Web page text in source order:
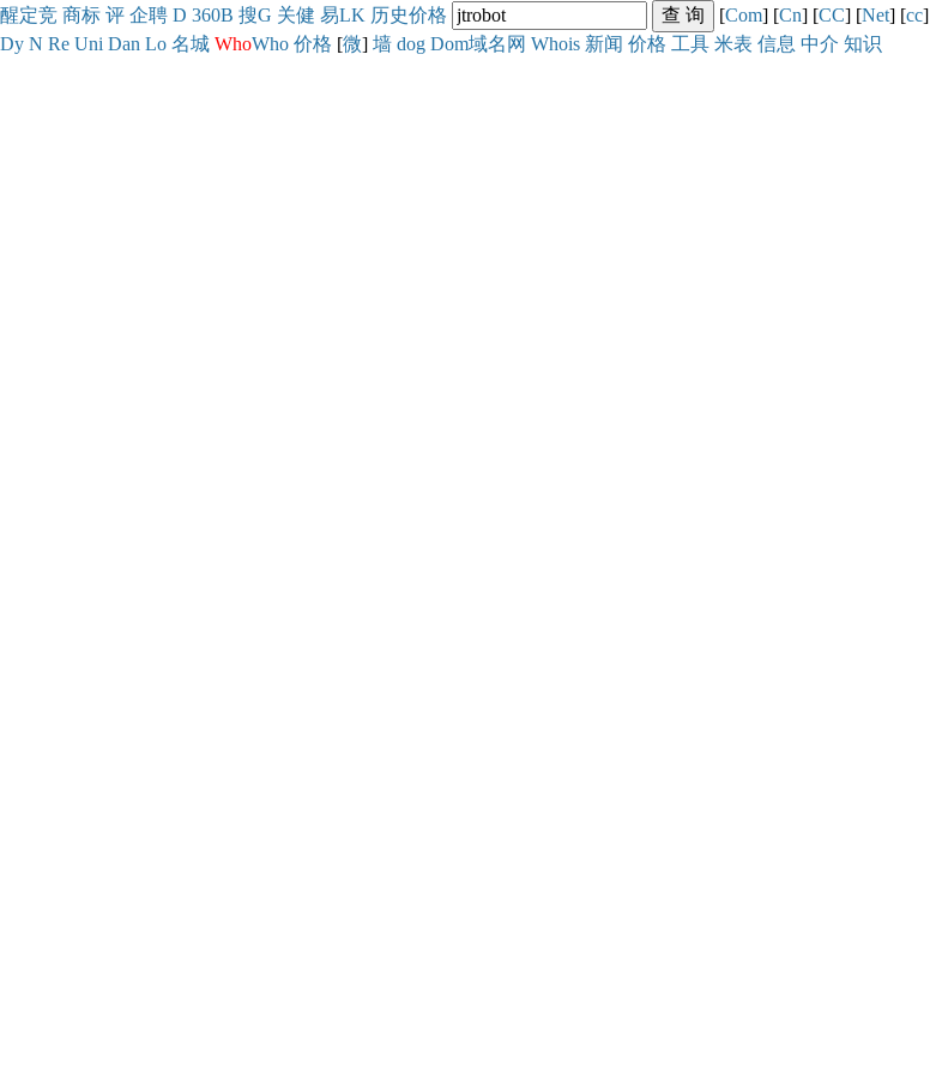
醒定竞 商标 评 企聘 D 360B 搜G 关健 易LK 历史价格 [Com] [Cn] [CC] [Net] [cc]
Dy N Re Uni Dan Lo 名城 WhoWho 价格 [微] 墙 dog Dom域名网 Whois 新闻 价格 工具 米表 信息 中介 知识